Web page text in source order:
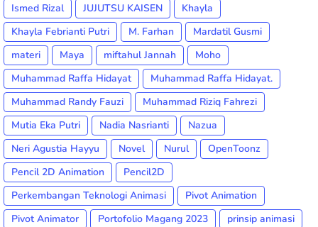
Ismed Rizal
JUJUTSU KAISEN
Khayla
Khayla Febrianti Putri
M. Farhan
Mardatil Gusmi
materi
Maya miftahul Jannah
Moho
Muhammad Raffa Hidayat
Muhammad Raffa Hidayat.
Muhammad Randy Fauzi
Muhammad Riziq Fahrezi
Mutia Eka Putri
Nadia Nasrianti
Nazua
Neri Agustia Hayyu
Novel Nurul
OpenToonz
Pencil 2D Animation
Pencil2D
Perkembangan Teknologi Animasi
Pivot Animation
Pivot Animator
Portofolio Magang 2023
prinsip animasi